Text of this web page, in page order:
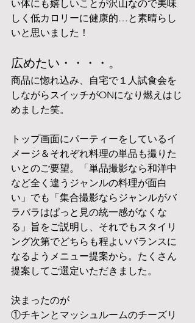
い体にも嬉しいことが沢山なので美味
しく低カロリーに健康的…と素晴らし
いと思いました！
広めたい・・・・。
商品に惚れ込み、自宅で１人試食会を
しながらスイッチがONになり燃えはじ
めました笑。
トップ画面にパーティーをしているイ
メージ＆それぞれ料理の単品も撮りた
いとのご要望。「単品撮影なら和洋中
など全く違うジャンルの料理が面白
い」でも「集合撮影ならジャンルがバ
ラバラはぱっと見の統一感がなくな
る」旨をご説明し、それでもスタイリ
ング次第でどちらも程よいバランスに
なるようメニュー提案から。たくさん
提案してご選定いただきました。
決まったのが
①チキンとマッシュルームのチーズリ